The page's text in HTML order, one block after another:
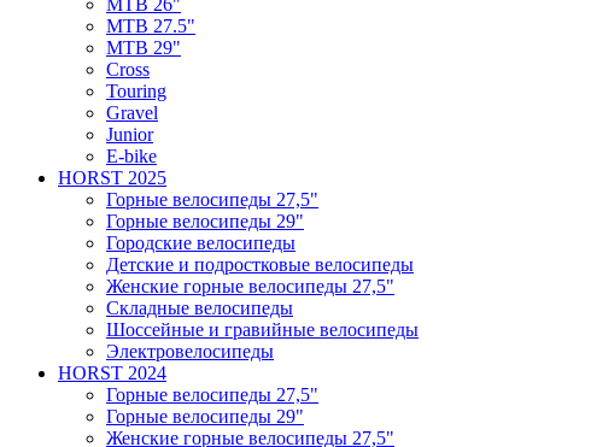
MTB 26"
MTB 27.5"
MTB 29"
Cross
Touring
Gravel
Junior
E-bike
HORST 2025
Горные велосипеды 27,5"
Горные велосипеды 29"
Городские велосипеды
Детские и подростковые велосипеды
Женские горные велосипеды 27,5"
Складные велосипеды
Шоссейные и гравийные велосипеды
Электровелосипеды
HORST 2024
Горные велосипеды 27,5"
Горные велосипеды 29"
Женские горные велосипеды 27,5"